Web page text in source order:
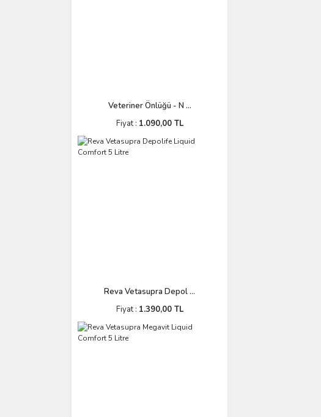
Veteriner Önlüğü - N ...
Fiyat : 1.090,00 TL
Reva Vetasupra Depol ...
Fiyat : 1.390,00 TL